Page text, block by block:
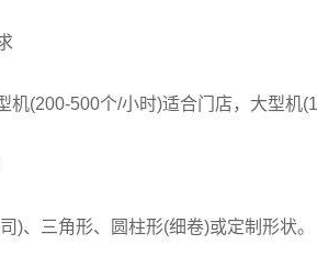
(200-500个/小时)适合门店，大型机
三角形、圆柱形(细卷)或定制形状。